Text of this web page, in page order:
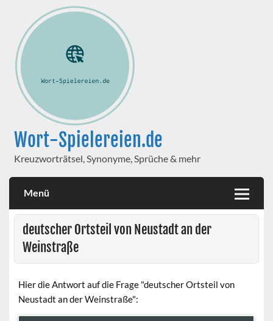
Wort-Spielereien.de
Kreuzworträtsel, Synonyme, Sprüche & mehr
Menü
deutscher Ortsteil von Neustadt an der
Weinstraße
Hier die Antwort auf die Frage "deutscher Ortsteil von
Neustadt an der Weinstraße":